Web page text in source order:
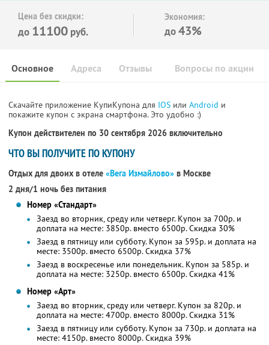
Цена без скидки:
до 11100 руб.
Экономия:
до43%
Основное Отзывы Вопросы по акции
Адреса
Скачайте приложение КупиКупона для IOS или Android и
покажите купон с экрана смартфона. Это удобно :)
Купон действителен по 30 сентября 2026 включительно
ЧТО ВЫ ПОЛУЧИТЕ ПО КУПОНУ
Отдых для двоих в отеле «Вега Измайлово» в Москве
2 дня/1 ночь без питания
Номер «Стандарт»
Заезд во вторник, среду или четверг. Купон за 700р. и
доплата на месте: 3850р. вместо 6500р.Скидка 30%
Заезд в пятницу или субботу. Купон за 595р. и доплата на
месте: 3500р. вместо 6500р.Скидка 37%
Заезд в воскресенье или понедельник. Купон за 585р. и
доплата на месте: 3250р. вместо 6500р.Скидка 41%
Номер «Арт»
Заезд во вторник, среду или четверг. Купон за 820р. и
доплата на месте: 4700р. вместо 8000р.Скидка 31%
Заезд в пятницу или субботу. Купон за 730р. и доплата на
месте: 4150р. вместо 8000р.Скидка 39%